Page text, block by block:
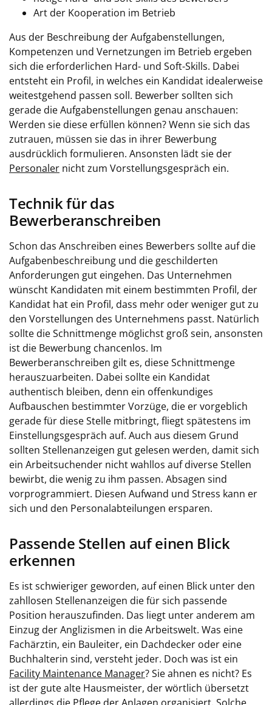
Art der Kooperation im Betrieb
Aus der Beschreibung der Aufgabenstellungen,
Kompetenzen und Vernetzungen im Betrieb ergeben
sich die erforderlichen Hard- und Soft-Skills. Dabei
entsteht ein Profil, in welches ein Kandidat idealerweise
weitestgehend passen soll. Bewerber sollten sich
gerade die Aufgabenstellungen genau anschauen:
Werden sie diese erfüllen können? Wenn sie sich das
zutrauen, müssen sie das in ihrer Bewerbung
ausdrücklich formulieren. Ansonsten lädt sie der
Personaler nicht zum Vorstellungsgespräch ein.
Technik für das
Bewerberanschreiben
Schon das Anschreiben eines Bewerbers sollte auf die
Aufgabenbeschreibung und die geschilderten
Anforderungen gut eingehen. Das Unternehmen
wünscht Kandidaten mit einem bestimmten Profil, der
Kandidat hat ein Profil, dass mehr oder weniger gut zu
den Vorstellungen des Unternehmens passt. Natürlich
sollte die Schnittmenge möglichst groß sein, ansonsten
ist die Bewerbung chancenlos. Im
Bewerberanschreiben gilt es, diese Schnittmenge
herauszuarbeiten. Dabei sollte ein Kandidat
authentisch bleiben, denn ein offenkundiges
Aufbauschen bestimmter Vorzüge, die er vorgeblich
gerade für diese Stelle mitbringt, fliegt spätestens im
Einstellungsgespräch auf. Auch aus diesem Grund
sollten Stellenanzeigen gut gelesen werden, damit sich
ein Arbeitsuchender nicht wahllos auf diverse Stellen
bewirbt, die wenig zu ihm passen. Absagen sind
vorprogrammiert. Diesen Aufwand und Stress kann er
sich und den Personalabteilungen ersparen.
Passende Stellen auf einen Blick
erkennen
Es ist schwieriger geworden, auf einen Blick unter den
zahllosen Stellenanzeigen die für sich passende
Position herauszufinden. Das liegt unter anderem am
Einzug der Anglizismen in die Arbeitswelt. Was eine
Fachärztin, ein Bauleiter, ein Dachdecker oder eine
Buchhalterin sind, versteht jeder. Doch was ist ein
Facility Maintenance Manager? Sie ahnen es nicht? Es
ist der gute alte Hausmeister, der wörtlich übersetzt